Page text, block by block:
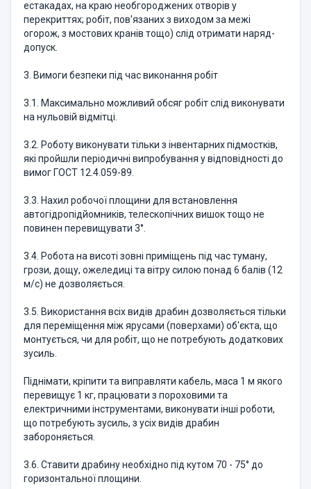
естакадах, на краю необгороджених отворів у
перекриттях; робіт, пов'язаних з виходом за межі
огорож, з мостових кранів тощо) слід отримати наряд-
допуск.
3. Вимоги безпеки під час виконання робіт
3.1. Максимально можливий обсяг робіт слід виконувати
на нульовій відмітці.
3.2. Роботу виконувати тільки з інвентарних підмостків,
які пройшли періодичні випробування у відповідності до
вимог ГОСТ 12.4.059-89.
3.3. Нахил робочої площини для встановлення
автогідропідйомників, телескопічних вишок тощо не
повинен перевищувати 3°.
3.4. Робота на висоті зовні приміщень під час туману,
грози, дощу, ожеледиці та вітру силою понад 6 балів (12
м/с) не дозволяється.
3.5. Використання всіх видів драбин дозволяється тільки
для переміщення між ярусами (поверхами) об'єкта, що
монтується, чи для робіт, що не потребують додаткових
зусиль.
Піднімати, кріпити та виправляти кабель, маса 1 м якого
перевищує 1 кг, працювати з пороховими та
електричними інструментами, виконувати інші роботи,
що потребують зусиль, з усіх видів драбин
забороняється.
3.6. Ставити драбину необхідно під кутом 70 - 75° до
горизонтальної площини.